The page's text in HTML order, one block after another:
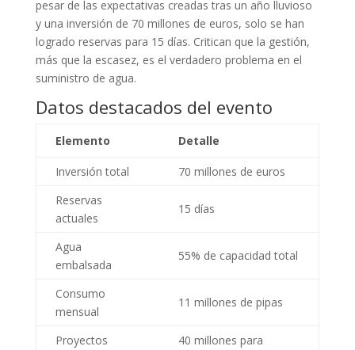
pesar de las expectativas creadas tras un año lluvioso
y una inversión de 70 millones de euros, solo se han
logrado reservas para 15 días. Critican que la gestión,
más que la escasez, es el verdadero problema en el
suministro de agua.
Datos destacados del evento
Elemento Detalle
Inversión total
70 millones de euros
Reservas
actuales
15 días
Agua
embalsada
55% de capacidad total
Consumo
mensual
11 millones de pipas
Proyectos
40 millones para